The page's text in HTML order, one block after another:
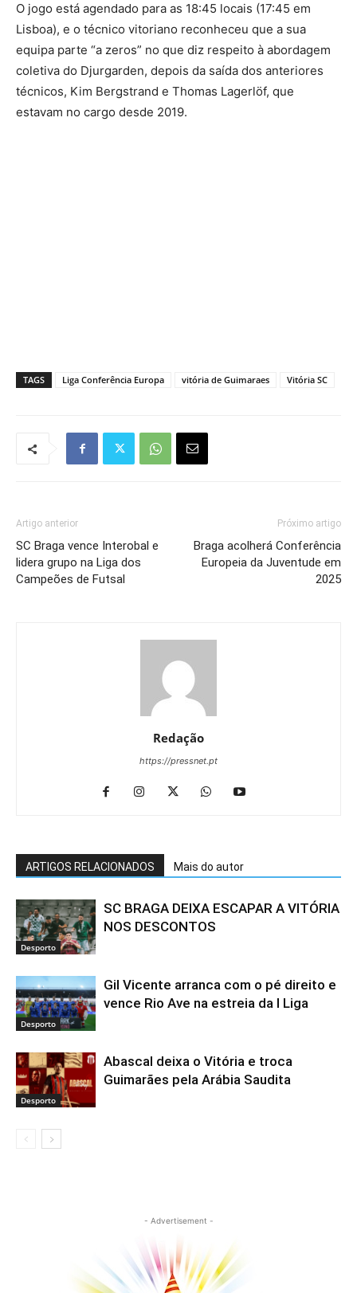
O jogo está agendado para as 18:45 locais (17:45 em
Lisboa), e o técnico vitoriano reconheceu que a sua
equipa parte “a zeros” no que diz respeito à abordagem
coletiva do Djurgarden, depois da saída dos anteriores
técnicos, Kim Bergstrand e Thomas Lagerlöf, que
estavam no cargo desde 2019.
TAGS Liga Conferência Europa vitória de Guimaraes Vitória SC
Artigo anterior
SC Braga vence Interobal e
lidera grupo na Liga dos
Campeões de Futsal
Próximo artigo
Braga acolherá Conferência
Europeia da Juventude em
2025
Redação
https://pressnet.pt
ARTIGOS RELACIONADOS Mais do autor
Desporto
SC BRAGA DEIXA ESCAPAR A VITÓRIA
NOS DESCONTOS
Desporto
Gil Vicente arranca com o pé direito e
vence Rio Ave na estreia da I Liga
Desporto
Abascal deixa o Vitória e troca
Guimarães pela Arábia Saudita
- Advertisement -